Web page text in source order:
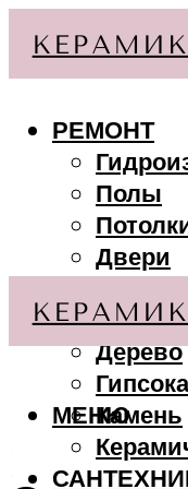
РЕМОНТ
Полы
Двери
Дерево
Камень
МЕНЮ